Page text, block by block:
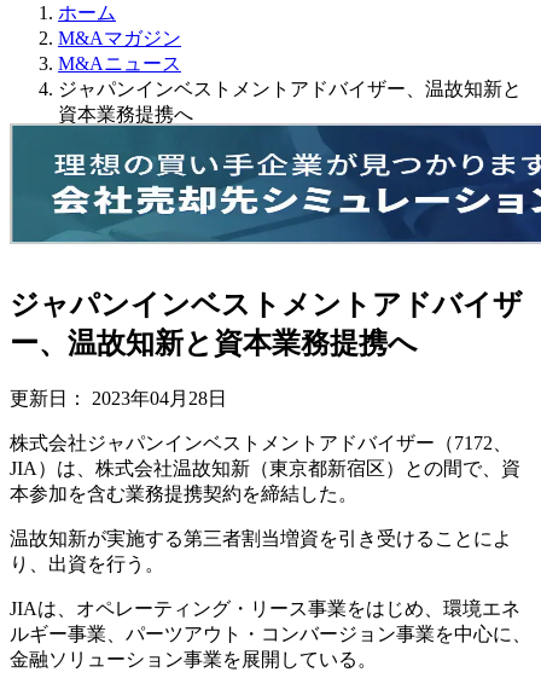
ホーム
M&Aマガジン
M&Aニュース
ジャパンインベストメントアドバイザー、温故知新と
資本業務提携へ
ジャパンインベストメントアドバイザ
ー、温故知新と資本業務提携へ
更新日： 2023年04月28日
株式会社ジャパンインベストメントアドバイザー（7172、
JIA）は、株式会社温故知新（東京都新宿区）との間で、資
本参加を含む業務提携契約を締結した。
温故知新が実施する第三者割当増資を引き受けることによ
り、出資を行う。
JIAは、オペレーティング・リース事業をはじめ、環境エネ
ルギー事業、パーツアウト・コンバージョン事業を中心に、
金融ソリューション事業を展開している。